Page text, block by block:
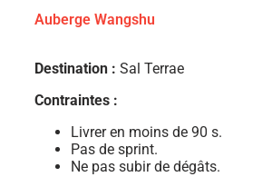
Auberge Wangshu
Destination : Sal Terrae
Contraintes :
Livrer en moins de 90 s.
Pas de sprint.
Ne pas subir de dégâts.